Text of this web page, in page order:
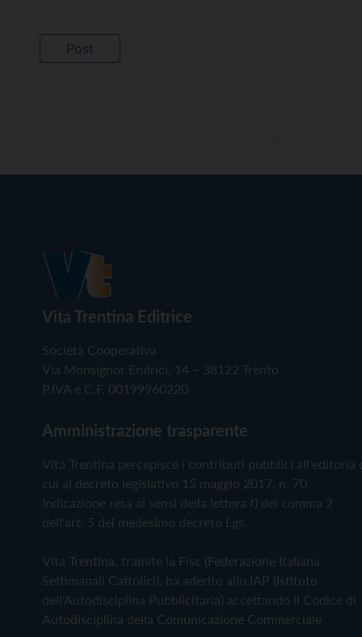
Vita Trentina Editrice
Società Cooperativa
Via Monsignor Endrici, 14 – 38122 Trento
P.IVA e C.F. 00199960220
Amministrazione trasparente
Vita Trentina percepisce i contributi pubblici all'editoria
cui al decreto legislativo 15 maggio 2017, n. 70.
Indicazione resa ai sensi della lettera f) del comma 2
dell'art. 5 del medesimo decreto Lgs.
Vita Trentina, tramite la Fisc (Federazione Italiana
Settimanali Cattolici), ha aderito allo IAP (Istituto
dell'Autodisciplina Pubblicitaria) accettando il Codice di
Autodisciplina della Comunicazione Commerciale